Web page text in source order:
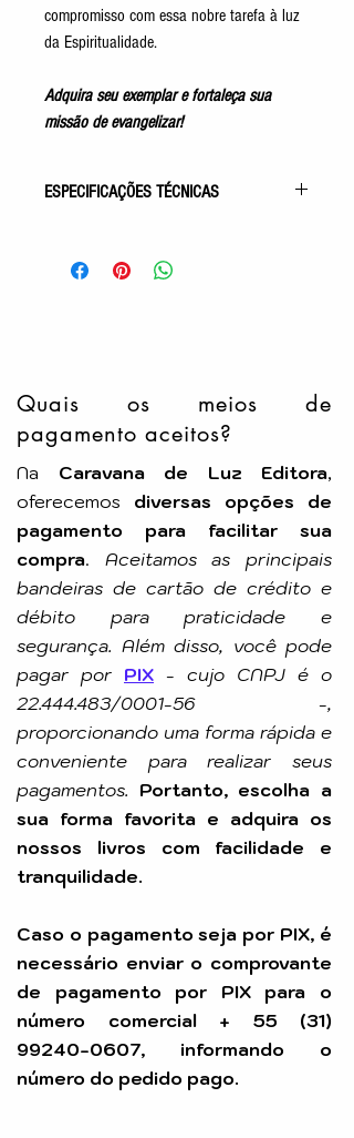
compromisso com essa nobre tarefa à luz
da Espiritualidade.
Adquira seu exemplar efortaleça sua
missão de evangelizar!
ESPECIFICAÇÕES TÉCNICAS
Acabamento: Capa Comum
Autor: Miriam Masotti Dusi
Quais os meios de
pagamento aceitos?
Na Caravana de Luz Editora,
oferecemos diversas opções de
pagamento para facilitar sua
compra. Aceitamos as principais
bandeiras de cartão de crédito e
débito para praticidade e
segurança. Além disso, você pode
pagar por PIX - cujo CNPJ é o
22.444.483/0001-56 -,
proporcionando uma forma rápida e
conveniente para realizar seus
pagamentos. Portanto, escolha a
sua forma favorita e adquira os
nossos livros com facilidade e
tranquilidade.
Caso o pagamento seja por PIX, é
necessário enviar o comprovante
de pagamento por PIX para o
número comercial + 55 (31)
99240-0607, informando o
número do pedido pago.